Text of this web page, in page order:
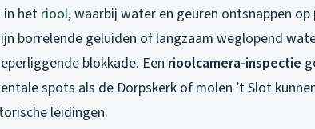
in hetriool, waarbij water en geuren ontsnappen
borrelende geluiden of langzaam weglopend
blokkade. Een rioolcamera-inspectie
spots als de Dorpskerk of molen ’t Slot
leidingen.